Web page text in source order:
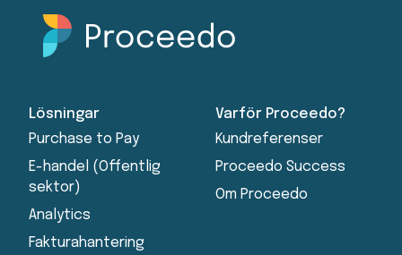
Lösningar
Purchase to Pay
E-handel (Offentlig
sektor)
Analytics
Fakturahantering
Varför Proceedo?
Kundreferenser
Proceedo Success
Om Proceedo